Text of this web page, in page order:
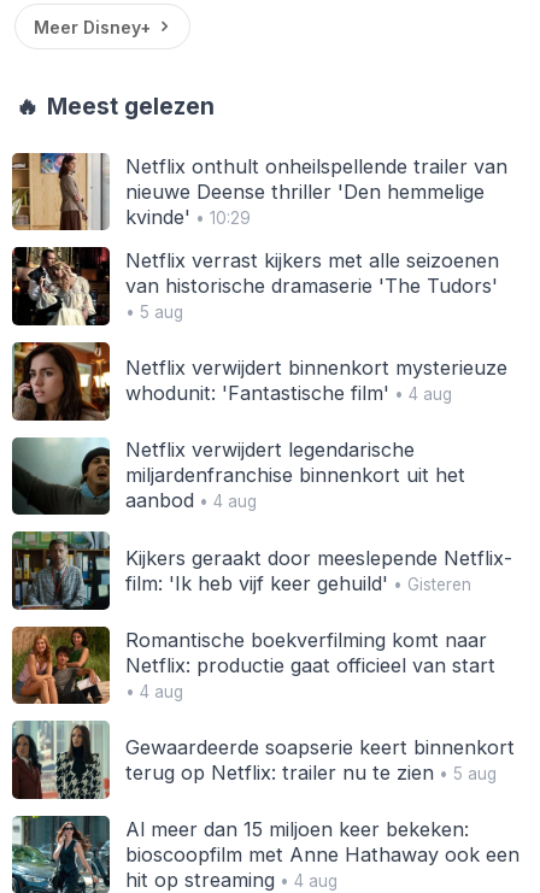
Meer Disney+
🔥 Meest gelezen
Netflix onthult onheilspellende trailer van
nieuwe Deense thriller 'Den hemmelige
kvinde' • 10:29
Netflix verrast kijkers met alle seizoenen
van historische dramaserie 'The Tudors'
• 5 aug
Netflix verwijdert binnenkort mysterieuze
whodunit: 'Fantastische film' • 4 aug
Netflix verwijdert legendarische
miljardenfranchise binnenkort uit het
aanbod • 4 aug
Kijkers geraakt door meeslepende Netflix-
film: 'Ik heb vijf keer gehuild' • Gisteren
Romantische boekverfilming komt naar
Netflix: productie gaat officieel van start
• 4 aug
Gewaardeerde soapserie keert binnenkort
terug op Netflix: trailer nu te zien• 5 aug
Al meer dan 15 miljoen keer bekeken:
bioscoopfilm met Anne Hathaway ook een
hit op streaming• 4 aug